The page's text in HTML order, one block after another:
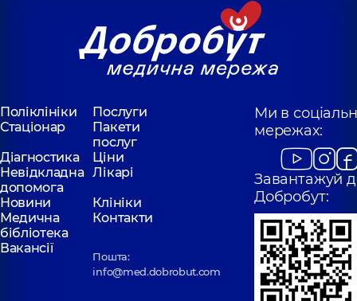
Поліклініки
Послуги
Стаціонар
Пакети
послуг
Діагностика
Ціни
Невідкладна
допомога
Лікарі
Новини
Клініки
Медична
бібліотека
Контакти
Вакансії
Пошта:
info@med.dobrobut.com
Ми в
мережах:
Завантажуй
Добробут: